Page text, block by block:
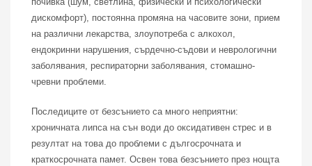
дискомфорт), постоянна промяна на часовите зони, прием
на различни лекарства, злоупотреба с алкохол,
ендокринни нарушения, сърдечно-съдови и неврологични
заболявания, респираторни заболявания, стомашно-
чревни проблеми.
Последиците от безсънието са много неприятни:
хроничната липса на сън води до оксидативен стрес и в
резултат на това до проблеми с дългосрочната и
краткосрочната памет. Освен това безсънието през нощта